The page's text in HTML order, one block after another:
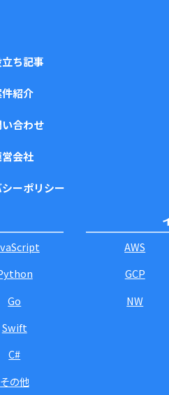
ち記事
紹介
合わせ
会社
ーポリシー
Go
Swift
C#
その他
AWS
GCP
NW